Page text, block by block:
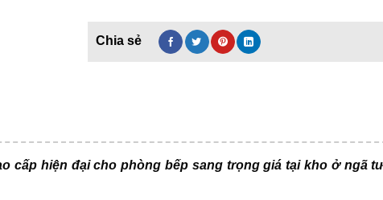
cấp hiện đại cho phòng bếp sang trọng giá tại kho ở ngã